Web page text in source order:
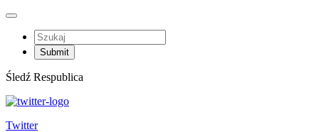
Śledź Respublica
Twitter